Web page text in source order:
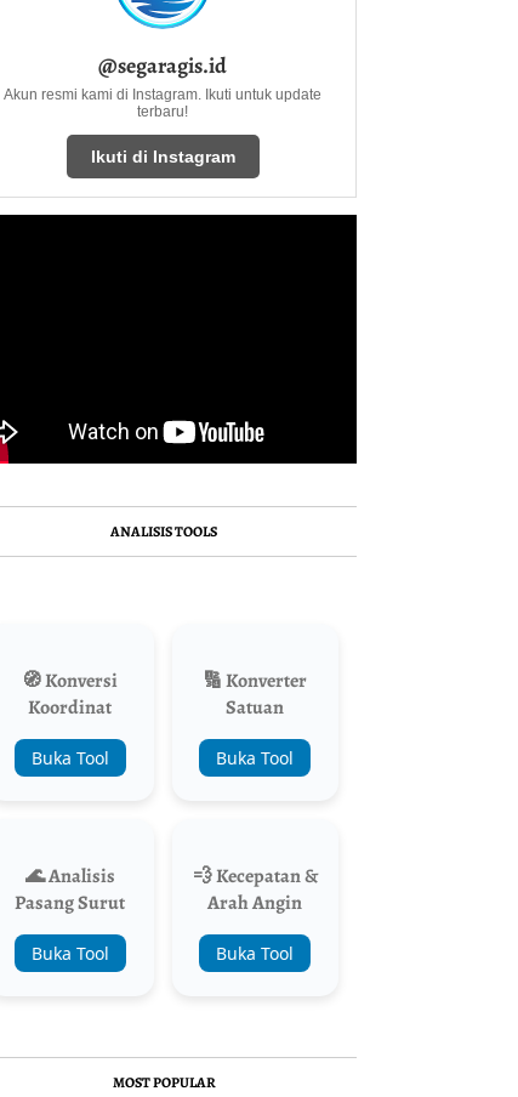
@segaragis.id
Akun resmi kami di Instagram. Ikuti untuk update
terbaru!
Ikuti di Instagram
ANALISIS TOOLS
🧭 Konversi
Koordinat
Buka Tool
🔢 Konverter
Satuan
Buka Tool
🌊 Analisis
Pasang Surut
Buka Tool
💨 Kecepatan &
Arah Angin
Buka Tool
MOST POPULAR